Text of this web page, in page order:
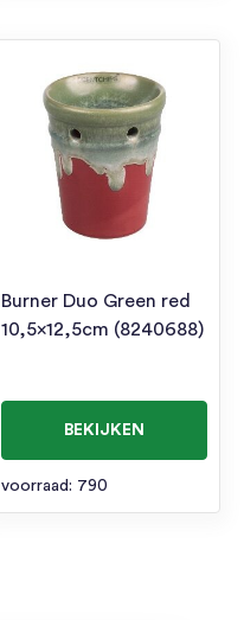
Burner Duo Green red
10,5×12,5cm (8240688)
BEKIJKEN
voorraad: 790